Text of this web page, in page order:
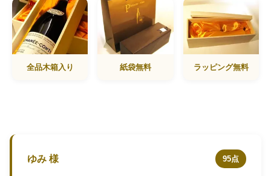
全品木箱入り 紙袋無料 ラッピング無料
ゆみ 様 95点